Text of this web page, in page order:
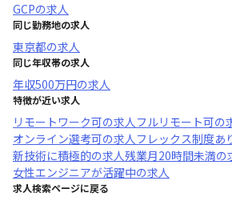
GCPの求人
同じ勤務地の求人
東京都の求人
同じ年収帯の求人
年収500万円の求人
特徴が近い求人
リモートワーク可の求人フルリモート可の
オンライン選考可の求人フレックス制度あ
新技術に積極的の求人残業月20時間未満の
女性エンジニアが活躍中の求人
求人検索ページに戻る